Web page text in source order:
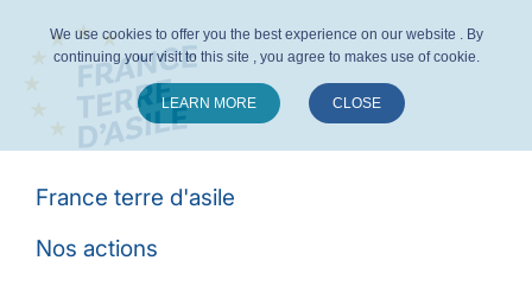
France terre d'asile
Nos actions
We use cookies to offer you the best experience on our website . By
continuing your visit to this site , you agree to makes use of cookie.
LEARN MORE CLOSE